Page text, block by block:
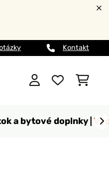
Kontakt
a bytové doplnky